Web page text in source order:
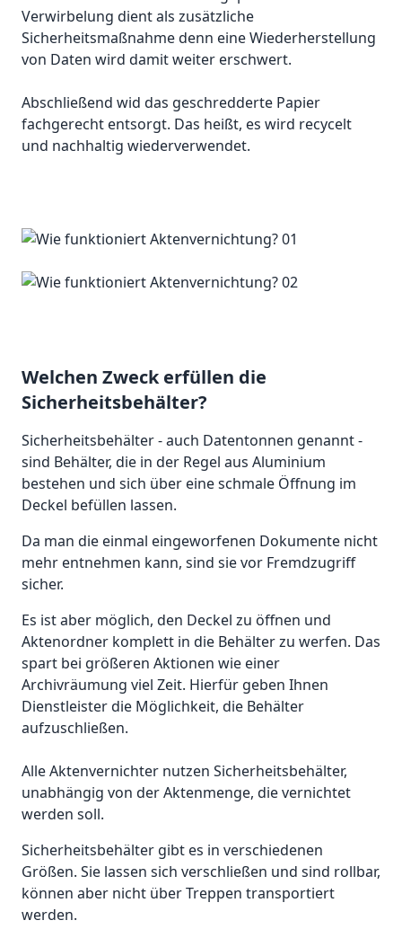
Verwirbelung dient als zusätzliche
Sicherheitsmaßnahme denn eine Wiederherstellung
von Daten wird damit weiter erschwert.
Abschließend wid das geschredderte Papier
fachgerecht entsorgt. Das heißt, es wird recycelt
und nachhaltig wiederverwendet.
Welchen Zweck erfüllen die
Sicherheitsbehälter?
Sicherheitsbehälter - auch Datentonnen genannt -
sind Behälter, die in der Regel aus Aluminium
bestehen und sich über eine schmale Öffnung im
Deckel befüllen lassen.
Da man die einmal eingeworfenen Dokumente nicht
mehr entnehmen kann, sind sie vor Fremdzugriff
sicher.
Es ist aber möglich, den Deckel zu öffnen und
Aktenordner komplett in die Behälter zu werfen. Das
spart bei größeren Aktionen wie einer
Archivräumung viel Zeit. Hierfür geben Ihnen
Dienstleister die Möglichkeit, die Behälter
aufzuschließen.
Alle Aktenvernichter nutzen Sicherheitsbehälter,
unabhängig von der Aktenmenge, die vernichtet
werden soll.
Sicherheitsbehälter gibt es in verschiedenen
Größen. Sie lassen sich verschließen und sind rollbar,
können aber nicht über Treppen transportiert
werden.